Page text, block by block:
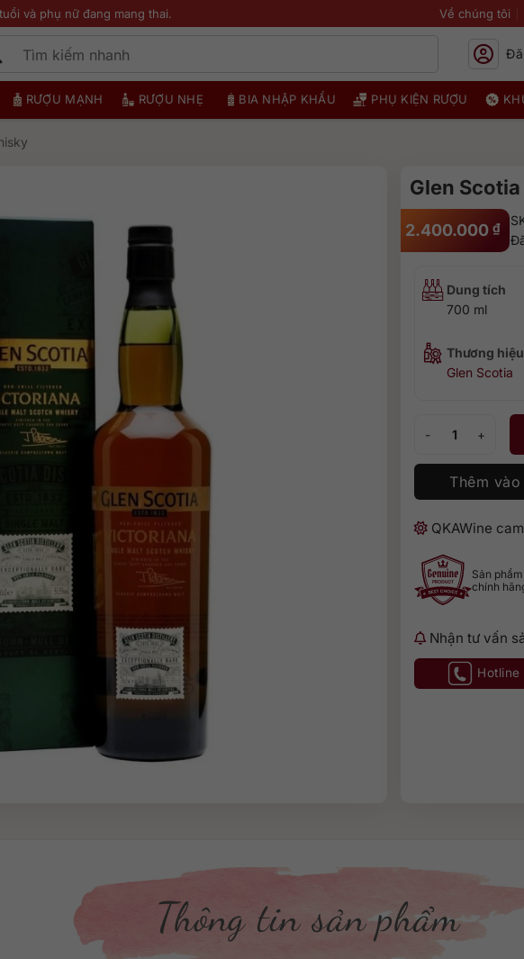
và phụ nữ đang mang thai. Về chúng tôi
RƯỢU MẠNH RƯỢU NHẸ BIA NHẬP KHẨU PHỤ KIỆN RƯỢU
Glen
2.400.000 ₫
Dung tích
700 ml
Thương hiệu
Glen Scotia
Thêm
QKAWine
Sản phẩm
chính
Nhận tư vấn
Hotline
Thông tin sản phẩm